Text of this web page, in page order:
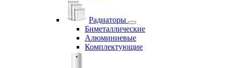
Радиаторы
Биметаллические
Алюминиевые
Комплектующие